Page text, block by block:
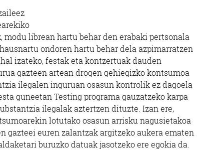
modu librean hartu behar den erabaki pertsonala
ondoren hartu behar dela azpimarratzen
izateko, festak eta kontzertuak dauden
gazteen artean drogen gehiegizko kontsumoa
ilegalen inguruan osasun kontrolik ez dagoela
guneetan Testing programa gauzatzeko karpa
ilegalak aztertzen dituzte. Izan ere,
lotutako osasun arrisku nagusietakoa
gazteei euren zalantzak argitzeko aukera ematen
buruzko datuak jasotzeko ere egokia da.